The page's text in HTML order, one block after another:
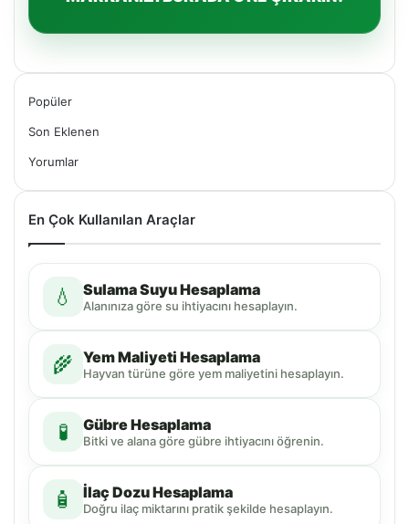
Popüler
Son Eklenen
Yorumlar
En Çok Kullanılan Araçlar
💧 Sulama Suyu Hesaplama
Alanınıza göre su ihtiyacını hesaplayın.
🌾 Yem Maliyeti Hesaplama
Hayvan türüne göre yem maliyetini hesaplayın.
🧪 Gübre Hesaplama
Bitki ve alana göre gübre ihtiyacını öğrenin.
🧴 İlaç Dozu Hesaplama
Doğru ilaç miktarını pratik şekilde hesaplayın.